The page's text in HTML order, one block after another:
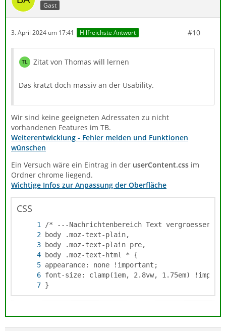
Gast
3. April 2024 um 17:41 Hilfreichste Antwort #10
Zitat von Thomas will lernen
Das kratzt doch massiv an der Usability.
Wir sind keine geeigneten Adressaten zu nicht
vorhandenen Features im TB.
Weiterentwicklung - Fehler melden und Funktionen
wünschen
Ein Versuch wäre ein Eintrag in der userContent.css im
Ordner chrome liegend.
Wichtige Infos zur Anpassung der Oberfläche
CSS
}